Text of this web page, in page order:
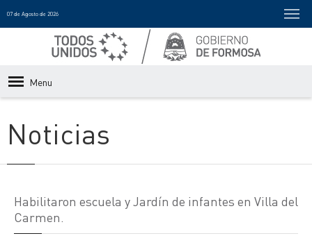
07 de Agosto de 2026
Menu
Noticias
Habilitaron escuela y Jardín de infantes en Villa del
Carmen.